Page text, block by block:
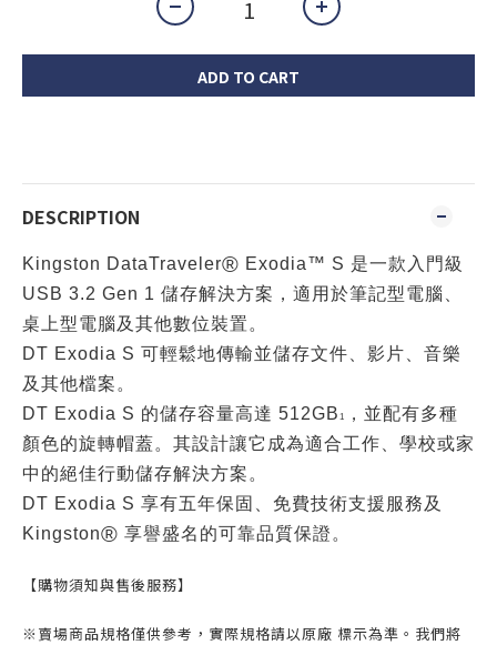
ADD TO CART
DESCRIPTION
Kingston DataTraveler® Exodia™ S 是一款入門級
USB 3.2 Gen 1 儲存解決方案，適用於筆記型電腦、
桌上型電腦及其他數位裝置。
DT Exodia S 可輕鬆地傳輸並儲存文件、影片、音樂
及其他檔案。
DT Exodia S 的儲存容量高達 512GB 1
，並配有多種
顏色的旋轉帽蓋。其設計讓它成為適合工作、學校或家
中的絕佳行動儲存解決方案。
DT Exodia S 享有五年保固、免費技術支援服務及
Kingston® 享譽盛名的可靠品質保證。
【購物須知與售後服務】
※賣場商品規格僅供參考，實際規格請以原廠 標示為準。我們將